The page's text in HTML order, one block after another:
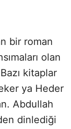
bir roman
olan
kitaplar
ya Heder
Abdullah
dinlediği